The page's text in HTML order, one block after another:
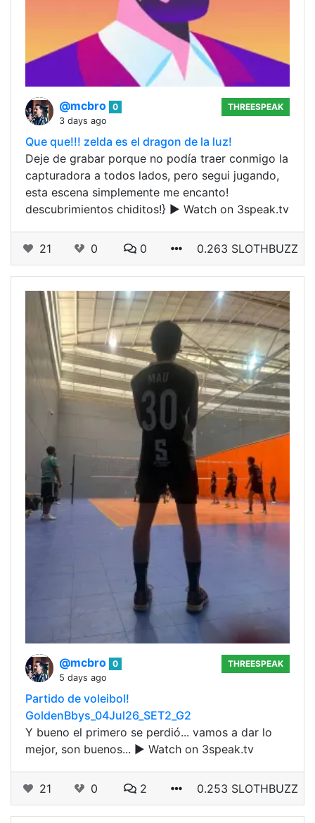
@mcbro 0
3 days ago
THREESPEAK
Que que!!! zelda es el dragon de la luz!
Deje de grabar porque no podía traer conmigo la
capturadora a todos lados, pero segui jugando,
esta escena simplemente me encanto!
descubrimientos chiditos!} ▶ Watch on 3speak.tv
21 0 0 0.263 SLOTHBUZZ
@mcbro 0
5 days ago
THREESPEAK
Partido de voleibol!
GoldenBbys_04Jul26_SET2_G2
Y bueno el primero se perdió... vamos a dar lo
mejor, son buenos... ▶ Watch on 3speak.tv
21 0 2 0.253 SLOTHBUZZ